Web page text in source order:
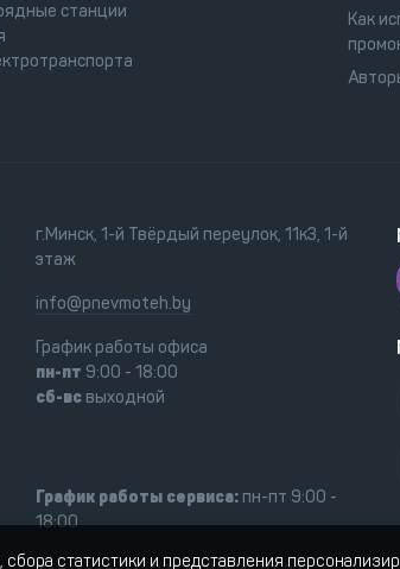
станции
Как
г.Минск, 1-й Твёрдый переулок, 11к3, 1-й
этаж
info@pnevmoteh.by
График работы офиса
пн-пт 9:00 - 18:00
сб-всвыходной
График работы сервиса:пн-пт 9:00 -
18:00
статистики и представления